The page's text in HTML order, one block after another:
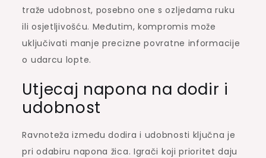
traže udobnost, posebno one s ozljedama ruku
ili osjetljivošću. Međutim, kompromis može
uključivati manje precizne povratne informacije
o udarcu lopte.
Utjecaj napona na dodir i
udobnost
Ravnoteža između dodira i udobnosti ključna je
pri odabiru napona žica. Igrači koji prioritet daju